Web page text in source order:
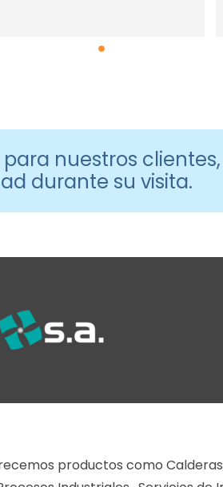
nuestros
durante su visita.
productos como